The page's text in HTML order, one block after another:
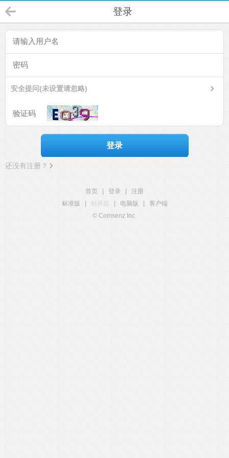
登录
安全提问(未设置请忽略)
登录
还没有注册？
首页 登录
注册
标准版
触屏版 电脑版
客户端
© Comsenz Inc.